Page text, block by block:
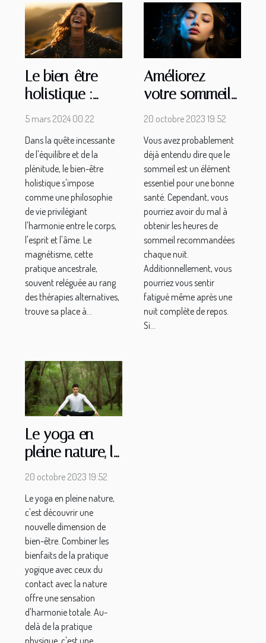
Le bien-être
holistique :
intégrer le
dans une
routine de vie
épanouie
5 mars 2024 00:22
Dans la quête incessante
de l'équilibre et de la
plénitude, le bien-être
holistique s'impose
comme une philosophie
de vie privilégiant
l'harmonie entre le corps,
l'esprit et l'âme. Le
magnétisme, cette
pratique ancestrale,
souvent reléguée au rang
des thérapies alternatives,
trouve sa place à...
Améliorez
votre sommeil
grâce à ces
alternatives
20 octobre 2023 19:52
Vous avez probablement
déjà entendu dire que le
sommeil est un élément
essentiel pour une bonne
santé. Cependant, vous
pourriez avoir du mal à
obtenir les heures de
sommeil recommandées
chaque nuit.
Additionnellement, vous
pourriez vous sentir
fatigué même après une
nuit complète de repos.
Si...
Le yoga en
pleine nature, le
nouveau bien-
20 octobre 2023 19:52
Le yoga en pleine nature,
c'est découvrir une
nouvelle dimension de
bien-être. Combiner les
bienfaits de la pratique
yogique avec ceux du
contact avec la nature
offre une sensation
d'harmonie totale. Au-
delà de la pratique